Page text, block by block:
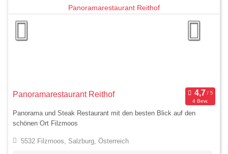
Panoramarestaurant Reithof
4 Bew.
Panorama und Steak Restaurant mit den besten Blick auf den
schönen Ort Filzmoos
5532 Filzmoos, Salzburg, Österreich